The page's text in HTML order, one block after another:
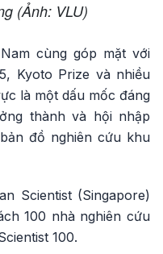
(Ảnh: VLU)
cùng góp mặt với
Kyoto Prize và nhiều
là một dấu mốc đáng
thành và hội nhập
đồ nghiên cứu khu
Scientist (Singapore)
100 nhà nghiên cứu
100.